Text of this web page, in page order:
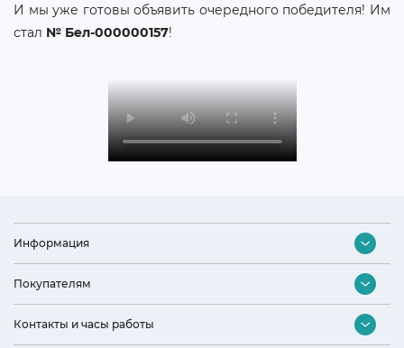
И мы уже готовы объявить очередного победителя! Им
стал № Бел-000000157!
Информация
Контакты
Оптовый отдел
Дизайнерам и архитекторам
Покупателям
Подбор бытовой техники
Акции и скидки
Контакты и часы работы